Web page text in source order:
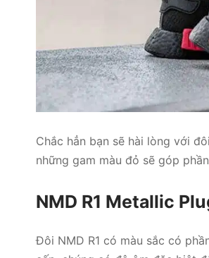
Chắc hẳn bạn sẽ hài lòng với
những gam màu đỏ sẽ góp
NMD R1 Metallic
Đôi NMD R1 có màu sắc có